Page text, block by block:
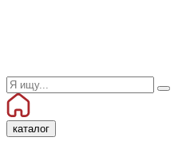
каталог